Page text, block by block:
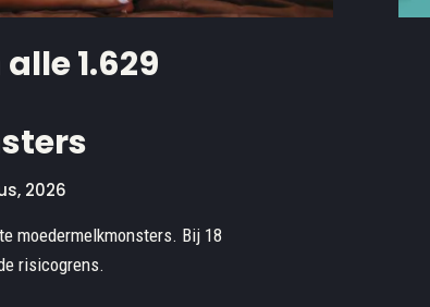
1.629
2026
moedermelkmonsters. Bij 18
risicogrens.